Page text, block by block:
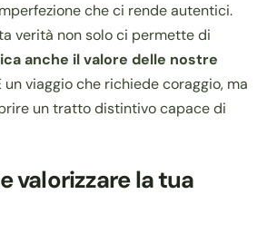
che ci rende autentici.
verità non solo ci permette di
anche il valore delle nostre
un viaggio che richiede coraggio, ma
un tratto distintivo capace di
valorizzare la tua